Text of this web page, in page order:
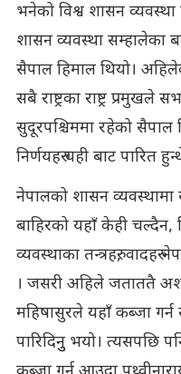
भनेको विश्व शासन
शासन व्यवस्था
सैपाल हिमाल थियो।
सबै राष्ट्रका राष्ट्र प्रमुखले
सुदूरपश्चिममा रहेको
निर्णयहरु यही बाट पारित
नेपालको शासन व्यवस्थामा
बाहिरको यहाँ केही
व्यवस्थाका तन्त्रहरु,
। जसरी अहिले जताततै
महिषासुरले यहाँ कब्जा
पारिदिनुु भयो। त्यसपछि